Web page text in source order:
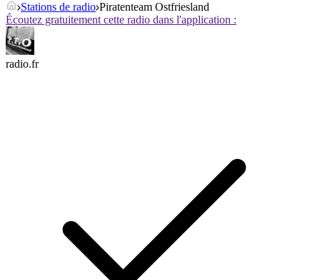
Stations de radio Piratenteam Ostfriesland
Écoutez gratuitement cette radio dans l'application :
radio.fr